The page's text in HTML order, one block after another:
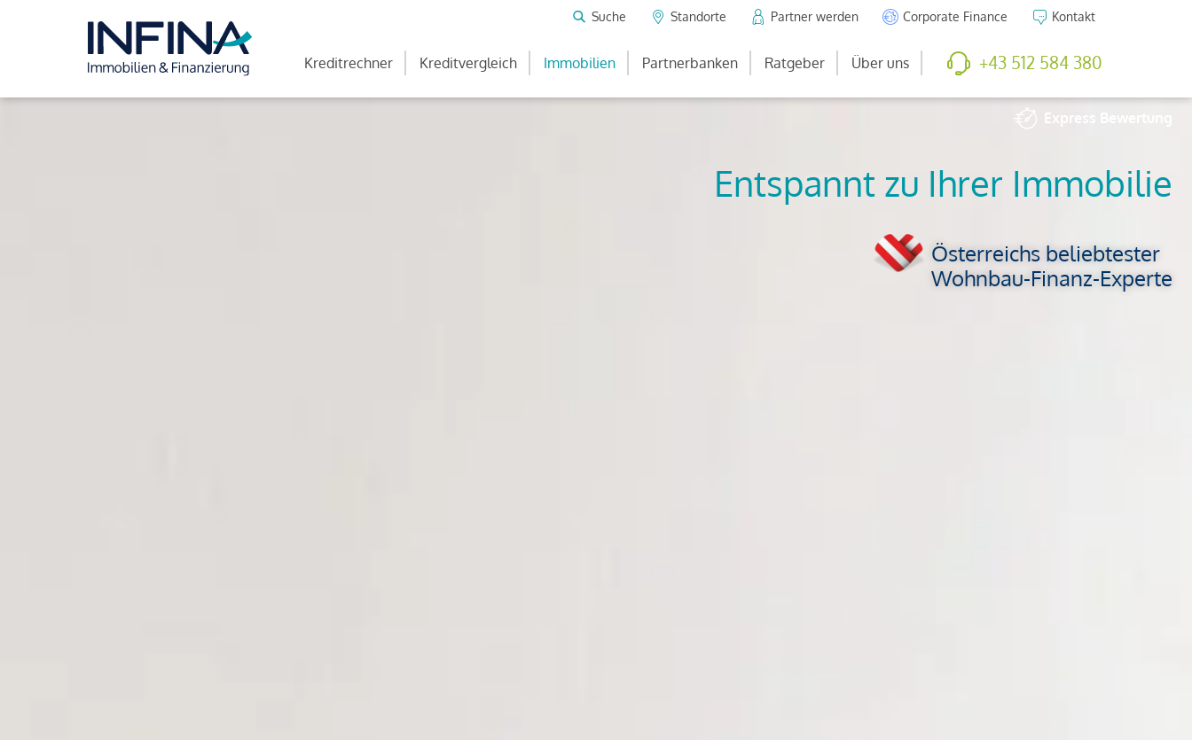
Suche Standorte Partner werden Corporate Finance Kontakt
Kreditrechner Kreditvergleich Immobilien Partnerbanken Ratgeber Über uns +43 512 584 380
Express
So viel ist Ihre
Österreichs beliebtester